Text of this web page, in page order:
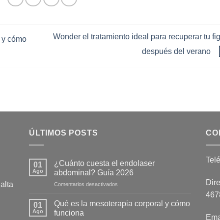
cómo
Wonder el tratamiento ideal para recuperar tu
después del verano
ÚLTIMOS POSTS
01
Ago
¿Cuánto cuesta el endolaser
abdominal? Guía 2026
Comentarios desactivados
cuesta
01
Ago
Qué es la mesoterapia corporal y cómo
funciona